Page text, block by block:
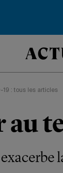
19 : tous les articles
au